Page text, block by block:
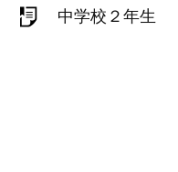
中学校２年生